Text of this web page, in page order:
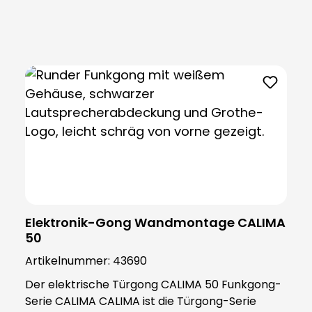
Elektronik-Gong Wandmontage CALIMA
50
Artikelnummer: 43690
Der elektrische Türgong CALIMA 50​ Funkgong-
Serie CALIMA CALIMA ist die Türgong-Serie